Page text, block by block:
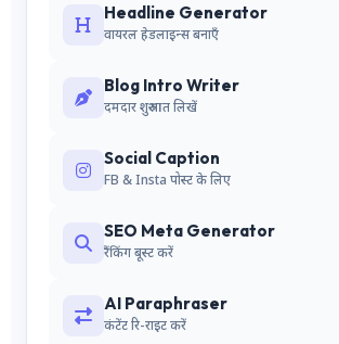
Headline Generator
वायरल हेडलाइन्स बनाएँ
Blog Intro Writer
दमदार शुरुआत लिखें
Social Caption
FB & Insta पोस्ट के लिए
SEO Meta Generator
रैंकिंग बूस्ट करें
AI Paraphraser
कंटेंट रि-राइट करें